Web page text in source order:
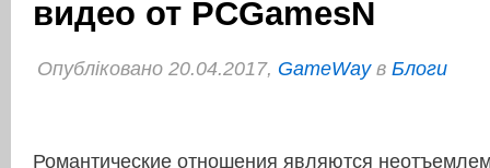
видео от PCGamesN
Опубліковано 20.04.2017, GameWayв Блоги
Романтические отношения являются